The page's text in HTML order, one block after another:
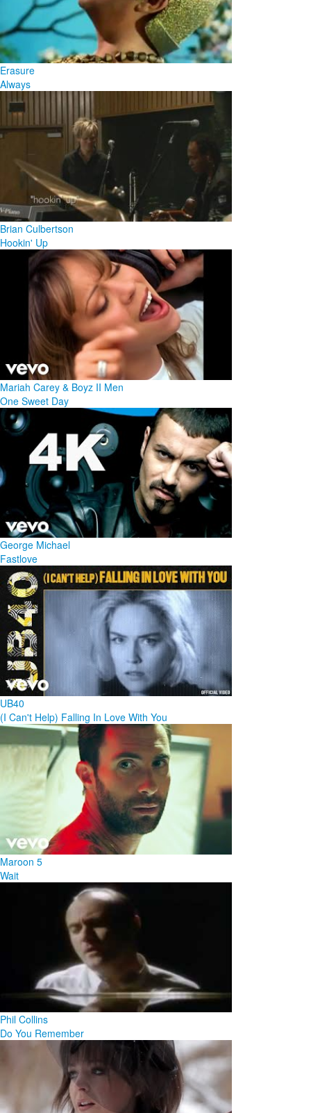
Erasure
Always
Brian Culbertson
Hookin' Up
Mariah Carey & Boyz II Men
One Sweet Day
George Michael
Fastlove
UB40
(I Can't Help) Falling In Love With You
Maroon 5
Wait
Phil Collins
Do You Remember